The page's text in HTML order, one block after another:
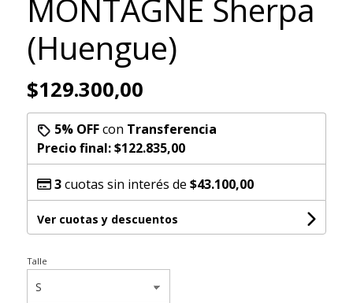
MONTAGNE Sherpa
(Huengue)
$129.300,00
5% OFFcon Transferencia
Precio final:$122.835,00
3cuotas sin interés de $43.100,00
Ver cuotas y descuentos
Talle